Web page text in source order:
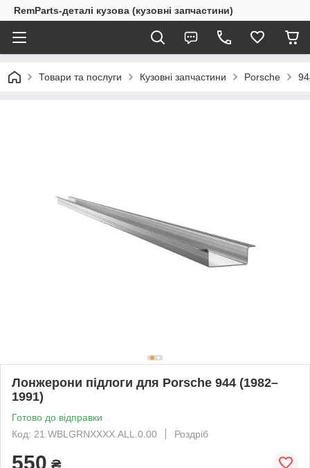
RemParts-деталі кузова (кузовні запчастини)
Товари та послуги Кузовні запчастини Porsche
Лонжерони підлоги для Porsche 944 (1982–
1991)
Готово до відправки
Код: 21.WBLGRNXXXX.ALL.0.00
Роздріб
550